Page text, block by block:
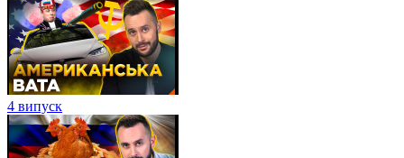
4 випуск